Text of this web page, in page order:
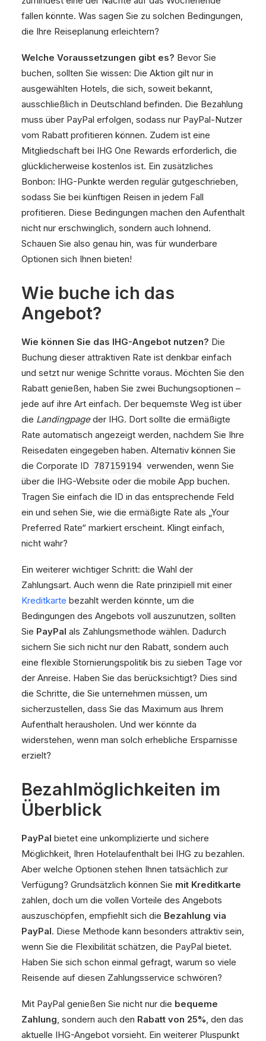
fallen könnte. Was sagen Sie zu solchen Bedingungen,
die Ihre Reiseplanung erleichtern?
Welche Voraussetzungen gibt es? Bevor Sie
buchen, sollten Sie wissen: Die Aktion gilt nur in
ausgewählten Hotels, die sich, soweit bekannt,
ausschließlich in Deutschland befinden. Die Bezahlung
muss über PayPal erfolgen, sodass nur PayPal-Nutzer
vom Rabatt profitieren können. Zudem ist eine
Mitgliedschaft bei IHG One Rewards erforderlich, die
glücklicherweise kostenlos ist. Ein zusätzliches
Bonbon: IHG-Punkte werden regulär gutgeschrieben,
sodass Sie bei künftigen Reisen in jedem Fall
profitieren. Diese Bedingungen machen den Aufenthalt
nicht nur erschwinglich, sondern auch lohnend.
Schauen Sie also genau hin, was für wunderbare
Optionen sich Ihnen bieten!
Wie buche ich das
Angebot?
Wie können Sie das IHG-Angebot nutzen? Die
Buchung dieser attraktiven Rate ist denkbar einfach
und setzt nur wenige Schritte voraus. Möchten Sie den
Rabatt genießen, haben Sie zwei Buchungsoptionen –
jede auf ihre Art einfach. Der bequemste Weg ist über
die Landingpageder IHG. Dort sollte die ermäßigte
Rate automatisch angezeigt werden, nachdem Sie Ihre
Reisedaten eingegeben haben. Alternativ können Sie
die Corporate ID 787159194 verwenden, wenn Sie
über die IHG-Website oder die mobile App buchen.
Tragen Sie einfach die ID in das entsprechende Feld
ein und sehen Sie, wie die ermäßigte Rate als „Your
Preferred Rate“ markiert erscheint. Klingt einfach,
nicht wahr?
Ein weiterer wichtiger Schritt: die Wahl der
Zahlungsart. Auch wenn die Rate prinzipiell mit einer
Kreditkarte bezahlt werden könnte, um die
Bedingungen des Angebots voll auszunutzen, sollten
Sie PayPal als Zahlungsmethode wählen. Dadurch
sichern Sie sich nicht nur den Rabatt, sondern auch
eine flexible Stornierungspolitik bis zu sieben Tage vor
der Anreise. Haben Sie das berücksichtigt? Dies sind
die Schritte, die Sie unternehmen müssen, um
sicherzustellen, dass Sie das Maximum aus Ihrem
Aufenthalt herausholen. Und wer könnte da
widerstehen, wenn man solch erhebliche Ersparnisse
erzielt?
Bezahlmöglichkeiten im
Überblick
PayPal bietet eine unkomplizierte und sichere
Möglichkeit, Ihren Hotelaufenthalt bei IHG zu bezahlen.
Aber welche Optionen stehen Ihnen tatsächlich zur
Verfügung? Grundsätzlich können Sie mit Kreditkarte
zahlen, doch um die vollen Vorteile des Angebots
auszuschöpfen, empfiehlt sich die Bezahlung via
PayPal. Diese Methode kann besonders attraktiv sein,
wenn Sie die Flexibilität schätzen, die PayPal bietet.
Haben Sie sich schon einmal gefragt, warum so viele
Reisende auf diesen Zahlungsservice schwören?
Mit PayPal genießen Sie nicht nur die bequeme
Zahlung, sondern auch den Rabatt von 25%, den das
aktuelle IHG-Angebot vorsieht. Ein weiterer Pluspunkt